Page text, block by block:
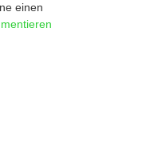
einen